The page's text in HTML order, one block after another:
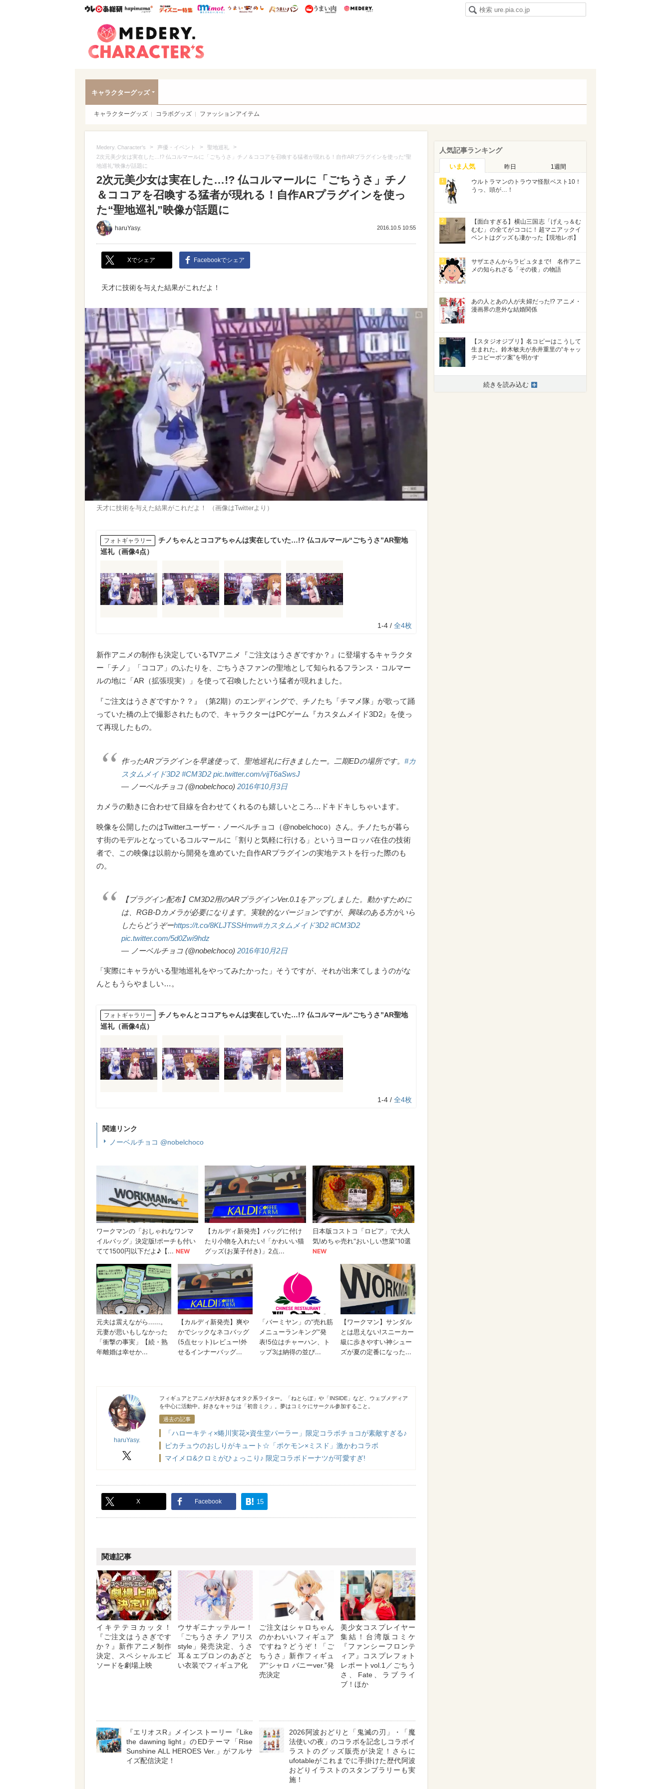
ウレぴあ総研ハピママ* ウレぴあ総研 ディズニー特集
mimot. うまいめし うまいパン うまい肉
キャラクターグッズ
キャラクターグッズ コラボグッズ ファッションアイテム
Medery. Character's > 声優・イベント > 聖地巡礼 >
2次元美少女は実在した…!? 仏コルマールに「ごちうさ」チノ＆ココアを召喚する猛者が現れる！自作ARプラグインを使った“聖
地巡礼”映像が話題に
2次元美少女は実在した…!? 仏コルマールに「ごちうさ」チノ
＆ココアを召喚する猛者が現れる！自作ARプラグインを使っ
た“聖地巡礼”映像が話題に
haruYasy. 2016.10.5 10:55
Xでシェア Facebookでシェア
天才に技術を与えた結果がこれだよ！
天才に技術を与えた結果がこれだよ！ （画像はTwitterより）
フォトギャラリー
チノちゃんとココアちゃんは実在していた…!? 仏コルマール“ごちうさ”AR聖地
巡礼（画像4点）
1-4 / 全4枚
新作アニメの制作も決定しているTVアニメ『ご注文はうさぎですか？』に登場するキャラクタ
ー「チノ」「ココア」のふたりを、ごちうさファンの聖地として知られるフランス・コルマー
ルの地に「AR（拡張現実）」を使って召喚したという猛者が現れました。
『ご注文はうさぎですか？？』（第2期）のエンディングで、チノたち「チマメ隊」が歌って踊
っていた橋の上で撮影されたもので、キャラクターはPCゲーム『カスタムメイド3D2』を使っ
て再現したもの。
作ったARプラグインを早速使って、聖地巡礼に行きましたー。二期EDの場所です。 #カ
スタムメイド3D2 #CM3D2 pic.twitter.com/vijT6aSwsJ
— ノーベルチョコ (@nobelchoco) 2016年10月3日
カメラの動きに合わせて目線を合わせてくれるのも嬉しいところ…ドキドキしちゃいます。
映像を公開したのはTwitterユーザー・ノーベルチョコ（@nobelchoco）さん。チノたちが暮ら
す街のモデルとなっているコルマールに「割りと気軽に行ける」というヨーロッパ在住の技術
者で、この映像は以前から開発を進めていた自作ARプラグインの実地テストを行った際のも
の。
【プラグイン配布】CM3D2用のARプラグインVer.0.1をアップしました。動かすために
は、RGB-Dカメラが必要になります。実験的なバージョンですが、興味のある方がいら
したらどうぞーhttps://t.co/8KLJTSSHmw#カスタムメイド3D2 #CM3D2
pic.twitter.com/5d0Zwi9hdz
— ノーベルチョコ (@nobelchoco) 2016年10月2日
「実際にキャラがいる聖地巡礼をやってみたかった」そうですが、それが出来てしまうのがな
んともうらやましい…。
フォトギャラリー
チノちゃんとココアちゃんは実在していた…!? 仏コルマール“ごちうさ”AR聖地
巡礼（画像4点）
1-4 / 全4枚
関連リンク
ノーベルチョコ @nobelchoco
haruYasy.
haruYasy.
フィギュアとアニメが大好きなオタク系ライター。「ねとらぼ」や「INSIDE」など、ウェブメディア
を中心に活動中。好きなキャラは「初音ミク」。夢はコミケにサークル参加すること。
過去の記事
「ハローキティ×蜷川実花×資生堂パーラー」限定コラボチョコが素敵すぎる♪
ピカチュウのおしりがキュート☆「ポケモン×ミスド」激かわコラボ
マイメロ&クロミがひょっこり♪ 限定コラボドーナツが可愛すぎ!
X Facebook 15
関連記事
イキテテヨカッタ！
『ご注文はうさぎです
か？』新作アニメ制作
決定、スペシャルエピ
ソードを劇場上映
ウサギニナッテルー！
「ごちうさ チノ アリス
style」発売決定、うさ
耳＆エプロンのあざと
い衣装でフィギュア化
ご注文はシャロちゃん
のかわいいフィギュア
ですね？どうぞ！「ご
ちうさ」新作フィギュ
ア“シャロ バニーver.”発
売決定
美少女コスプレイヤー
集結！台湾版コミケ
『ファンシーフロンテ
ィア』コスプレフォト
レポートvol.1／ごちう
さ、Fate、ラブライ
ブ！ほか
『エリオスR』メインストーリー『Like
the dawning light』のEDテーマ「Rise
Sunshine ALL HEROES Ver.」がフルサ
イズ配信決定！
2026阿波おどりと「鬼滅の刃」・「魔
法使いの夜」のコラボを記念しコラボイ
ラストのグッズ販売が決定！さらに
ufotableがこれまでに手掛けた歴代阿波
おどりイラストのスタンプラリーも実
施！
人気記事ランキング
いま人気 昨日 1週間
1
ウルトラマンのトラウマ怪獣ベスト10！
うっ、頭が…！
2
【面白すぎる】横山三国志「げえっ＆む
むむ」の全てがココに！超マニアックイ
ベントはグッズも凄かった【現地レポ】
3
サザエさんからラピュタまで! 名作アニ
メの知られざる「その後」の物語
4
あの人とあの人が夫婦だった!? アニメ・
漫画界の意外な結婚関係
5
【スタジオジブリ】名コピーはこうして
生まれた。鈴木敏夫が糸井重里の“キャッ
チコピーボツ案”を明かす
続きを読み込む